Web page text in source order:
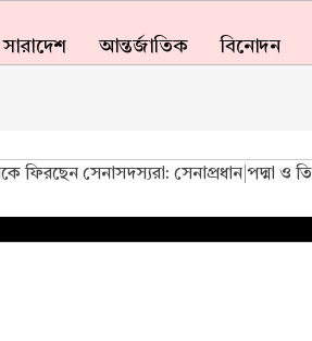
সারাদেশ আন্তর্জাতিক বিনোদন
ফিরছেন সেনাসদস্যরা: সেনাপ্রধান |পদ্মা ও